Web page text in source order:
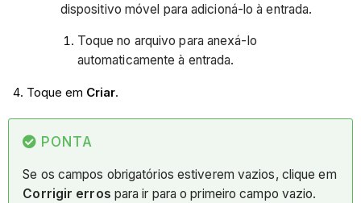
dispositivo móvel para adicioná-lo à entrada.
Toque no arquivo para anexá-lo
automaticamente à entrada.
Toque em Criar.
PONTA
Se os campos obrigatórios estiverem vazios, clique em
Corrigir erros para ir para o primeiro campo vazio.